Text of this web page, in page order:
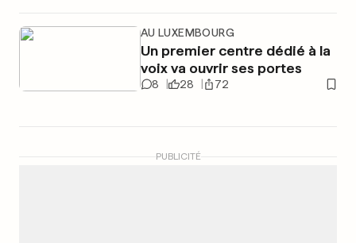
AU LUXEMBOURG
Un premier centre dédié à la
voix va ouvrir ses portes
8 28 72
PUBLICITÉ